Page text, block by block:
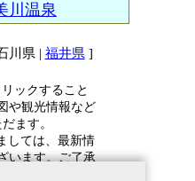
川温泉
川県 | 福井県 ]
ックすること
や観光情報など
ます。
しては、最新情
います。ご了承